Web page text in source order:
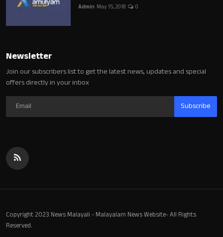
Admin May 15, 2018 0
Newsletter
Join our subscribers list to get the latest news, updates and special
offers directly in your inbox
Subscribe
Copyright 2023 News Malayali - Malayalam News Website- All Rights
Reserved.